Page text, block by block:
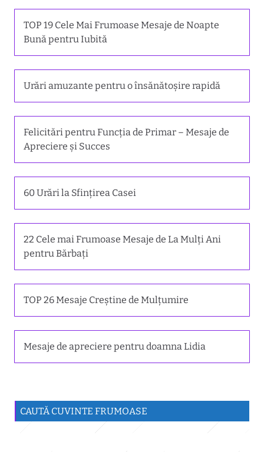
TOP 19 Cele Mai Frumoase Mesaje de Noapte
Bună pentru Iubită
Urări amuzante pentru o însănătoșire rapidă
Felicitări pentru Funcția de Primar – Mesaje de
Apreciere și Succes
60 Urări la Sfințirea Casei
22 Cele mai Frumoase Mesaje de La Mulți Ani
pentru Bărbați
TOP 26 Mesaje Creștine de Mulțumire
Mesaje de apreciere pentru doamna Lidia
CAUTĂ CUVINTE FRUMOASE